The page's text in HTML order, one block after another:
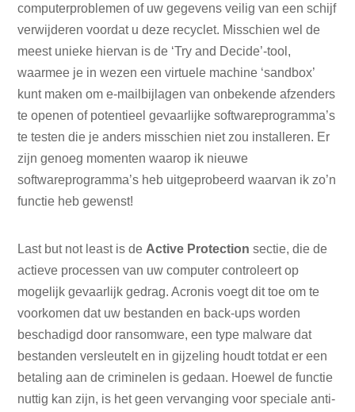
computerproblemen of uw gegevens veilig van een schijf
verwijderen voordat u deze recyclet. Misschien wel de
meest unieke hiervan is de ‘Try and Decide’-tool,
waarmee je in wezen een virtuele machine ‘sandbox’
kunt maken om e-mailbijlagen van onbekende afzenders
te openen of potentieel gevaarlijke softwareprogramma’s
te testen die je anders misschien niet zou installeren. Er
zijn genoeg momenten waarop ik nieuwe
softwareprogramma’s heb uitgeprobeerd waarvan ik zo’n
functie heb gewenst!
Last but not least is de Active Protection sectie, die de
actieve processen van uw computer controleert op
mogelijk gevaarlijk gedrag. Acronis voegt dit toe om te
voorkomen dat uw bestanden en back-ups worden
beschadigd door ransomware, een type malware dat
bestanden versleutelt en in gijzeling houdt totdat er een
betaling aan de criminelen is gedaan. Hoewel de functie
nuttig kan zijn, is het geen vervanging voor speciale anti-